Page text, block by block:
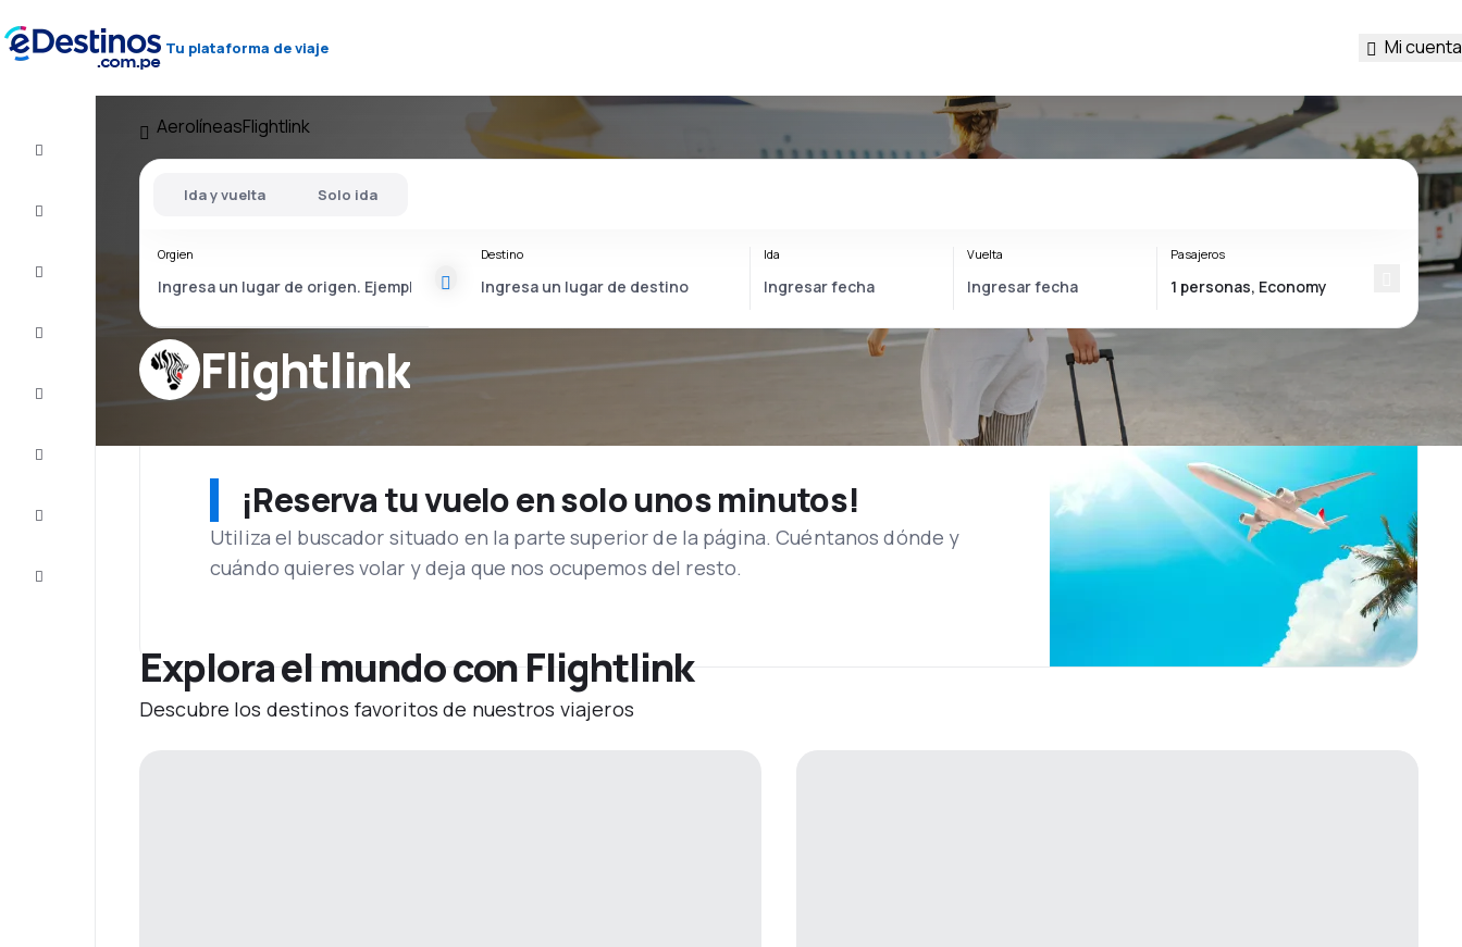
Tu plataforma de viaje Mi cuenta
Completa
AerolíneasFlightlink
Flightlink
Ida y vuelta Solo ida
Orgien Destino Ida Vuelta Pasajeros
¡Reserva tu vuelo en solo unos minutos!
Utiliza el buscador situado en la parte superior de la página. Cuéntanos dónde y
cuándo quieres volar y deja que nos ocupemos del resto.
Explora el mundo con Flightlink
Descubre los destinos favoritos de nuestros viajeros